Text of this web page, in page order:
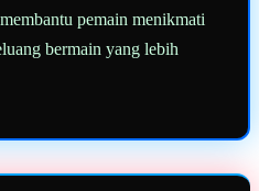
pemain menikmati
bermain yang lebih